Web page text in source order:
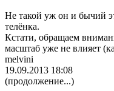
Не такой уж он и бычий
телёнка.
Кстати, обращаем
масштаб уже не влияет
melvini
19.09.2013 18:08
(продолжение...)